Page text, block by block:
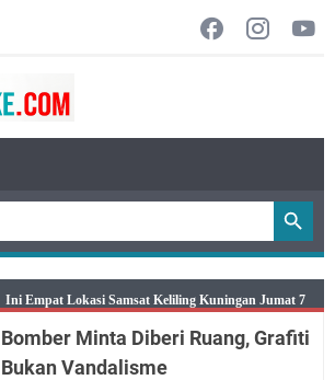
Jumat 7 Agustus 2026 Mobil SIM Keliling Ada di
Kecamatan Sindangagung
Bomber Minta Diberi Ruang, Grafiti
Bukan Vandalisme